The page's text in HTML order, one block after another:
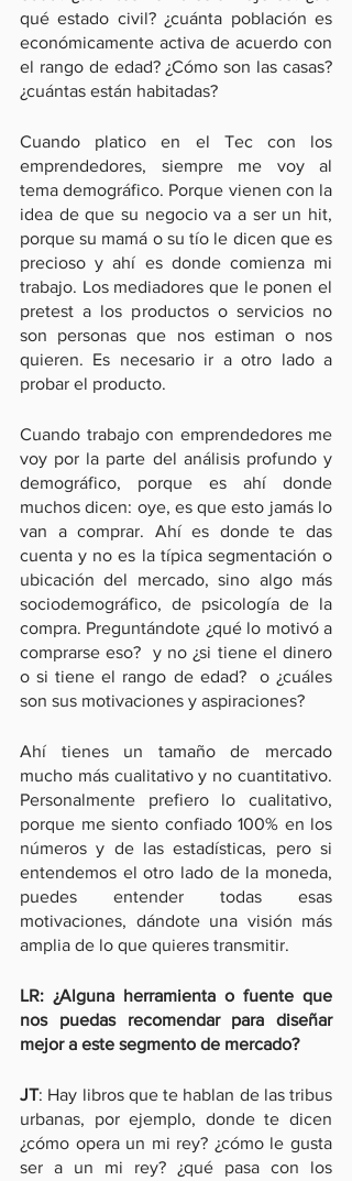
qué estado civil? ¿cuánta población es
económicamente activa de acuerdo con
el rango de edad? ¿Cómo son las casas?
¿cuántas están habitadas?
Cuando platico en el Tec con los
emprendedores, siempre me voy al
tema demográfico. Porque vienen con la
idea de que su negocio va a ser un hit,
porque su mamá o su tío le dicen que es
precioso y ahí es donde comienza mi
trabajo. Los mediadores que le ponen el
pretest a los productos o servicios no
son personas que nos estiman o nos
quieren. Es necesario ir a otro lado a
probar el producto.
Cuando trabajo con emprendedores me
voy por la parte del análisis profundo y
demográfico, porque es ahí donde
muchos dicen: oye, es que esto jamás lo
van a comprar. Ahí es donde te das
cuenta y no es la típica segmentación o
ubicación del mercado, sino algo más
sociodemográfico, de psicología de la
compra. Preguntándote ¿qué lo motivó a
comprarse eso?  y no ¿si tiene el dinero
o si tiene el rango de edad?  o ¿cuáles
son sus motivaciones y aspiraciones?
Ahí tienes un tamaño de mercado
mucho más cualitativo y no cuantitativo.
Personalmente prefiero lo cualitativo,
porque me siento confiado 100% en los
números y de las estadísticas, pero si
entendemos el otro lado de la moneda,
puedes entender todas esas
motivaciones, dándote una visión más
amplia de lo que quieres transmitir.
LR: ¿Alguna herramienta o fuente que
nos puedas recomendar para diseñar
mejor a este segmento de mercado?
JT: Hay libros que te hablan de las tribus
urbanas, por ejemplo, donde te dicen
¿cómo opera un mi rey? ¿cómo le gusta
ser a un mi rey? ¿qué pasa con los